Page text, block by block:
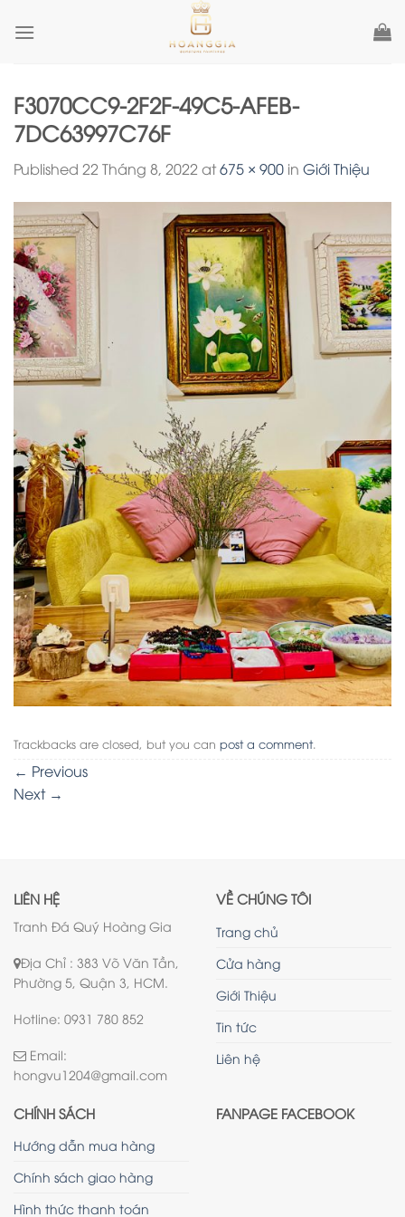
F3070CC9-2F2F-49C5-AFEB-
7DC63997C76F
Published 22 Tháng 8, 2022 at675 × 900 in Giới Thiệu
Trackbacks are closed, but you can post a comment.
← Previous
Next →
LIÊN HỆ
Tranh Đá Quý Hoàng Gia
Địa Chỉ : 383 Võ Văn Tần,
Phường 5, Quận 3, HCM.
Hotline: 0931 780 852
Email:
hongvu1204@gmail.com
VỀ CHÚNG TÔI
Trang chủ
Cửa hàng
Giới Thiệu
Tin tức
Liên hệ
CHÍNH SÁCH
Hướng dẫn mua hàng
Chính sách giao hàng
Hình thức thanh toán
FANPAGE FACEBOOK